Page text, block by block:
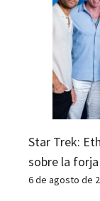
Star Trek:
sobre la
6 de agosto de